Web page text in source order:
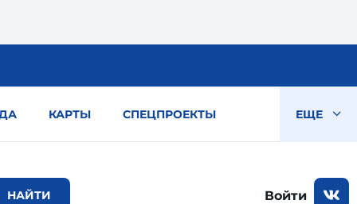
КАРТЫ СПЕЦПРОЕКТЫ ЕЩЕ
Войти